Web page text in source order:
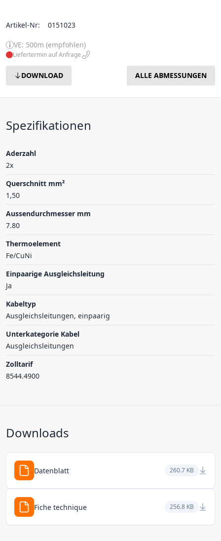
Artikel-Nr: 0151023
VE: 500m (empfohlen)
Liefertermin auf Anfrage
DOWNLOAD ALLE ABMESSUNGEN
Spezifikationen
Aderzahl
2x
Querschnitt mm²
1,50
Aussendurchmesser mm
7.80
Thermoelement
Fe/CuNi
Einpaarige Ausgleichsleitung
Ja
Kabeltyp
Ausgleichsleitungen, einpaarig
Unterkategorie Kabel
Ausgleichsleitungen
Zolltarif
8544.4900
Downloads
Datenblatt 260.7 KB
Fiche technique 256.8 KB